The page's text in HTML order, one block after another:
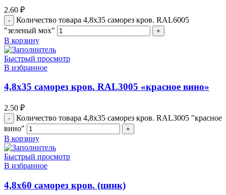
2.60 ₽
Количество товара 4,8х35 саморез кров. RAL6005
"зеленый мох"
В корзину
Быстрый просмотр
В избранное
4,8х35 саморез кров. RAL3005 «красное вино»
2.50 ₽
Количество товара 4,8х35 саморез кров. RAL3005 "красное
вино"
В корзину
Быстрый просмотр
В избранное
4,8х60 саморез кров. (цинк)